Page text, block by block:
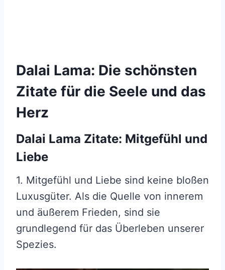
Dalai Lama: Die schönsten
Zitate für die Seele und das
Herz
Dalai Lama Zitate: Mitgefühl und
Liebe
1. Mitgefühl und Liebe sind keine bloßen
Luxusgüter. Als die Quelle von innerem
und äußerem Frieden, sind sie
grundlegend für das Überleben unserer
Spezies.